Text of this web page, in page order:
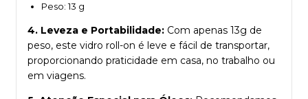
Peso: 13 g
4. Leveza e Portabilidade: Com apenas 13g de
peso, este vidro roll-on é leve e fácil de transportar,
proporcionando praticidade em casa, no trabalho ou
em viagens.